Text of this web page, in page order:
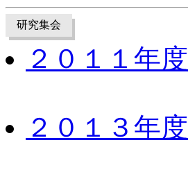
研究集会
２０１１年度
２０１３年度